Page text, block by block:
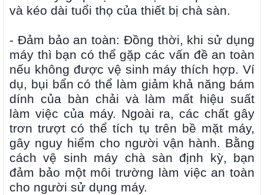
và kéo dài tuổi thọ của thiết bị chà sàn.
- Đảm bảo an toàn: Đồng thời, khi sử dụng
máy thì bạn có thể gặp các vấn đề an toàn
nếu không được vệ sinh máy thích hợp. Ví
dụ, bụi bẩn có thể làm giảm khả năng bám
dính của bàn chải và làm mất hiệu suất
làm việc của máy. Ngoài ra, các chất gây
trơn trượt có thể tích tụ trên bề mặt máy,
gây nguy hiểm cho người vận hành. Bằng
cách vệ sinh máy chà sàn định kỳ, bạn
đảm bảo một môi trường làm việc an toàn
cho người sử dụng máy.